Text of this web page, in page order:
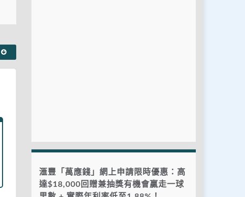
滙豐「萬應錢」網上申請限時優惠：高
達$18,000回贈兼抽獎有機會贏走一球